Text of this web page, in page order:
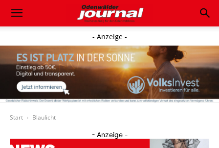
- Anzeige -
Start Blaulicht
- Anzeige -